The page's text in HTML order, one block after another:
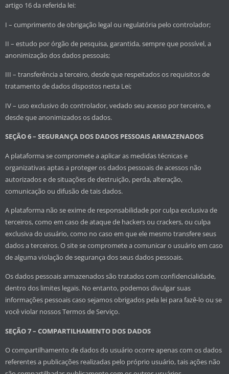
artigo 16 da referida lei:
I – cumprimento de obrigação legal ou regulatória pelo controlador;
II – estudo por órgão de pesquisa, garantida, sempre que possível, a
anonimização dos dados pessoais;
III – transferência a terceiro, desde que respeitados os requisitos de
tratamento de dados dispostos nesta Lei;
IV – uso exclusivo do controlador, vedado seu acesso por terceiro, e
desde que anonimizados os dados.
SEÇÃO 6 – SEGURANÇA DOS DADOS PESSOAIS ARMAZENADOS
A plataforma se compromete a aplicar as medidas técnicas e
organizativas aptas a proteger os dados pessoais de acessos não
autorizados e de situações de destruição, perda, alteração,
comunicação ou difusão de tais dados.
A plataforma não se exime de responsabilidade por culpa exclusiva de
terceiros, como em caso de ataque de hackers ou crackers, ou culpa
exclusiva do usuário, como no caso em que ele mesmo transfere seus
dados a terceiros. O site se compromete a comunicar o usuário em caso
de alguma violação de segurança dos seus dados pessoais.
Os dados pessoais armazenados são tratados com confidencialidade,
dentro dos limites legais. No entanto, podemos divulgar suas
informações pessoais caso sejamos obrigados pela lei para fazê-lo ou se
você violar nossos Termos de Serviço.
SEÇÃO 7 – COMPARTILHAMENTO DOS DADOS
O compartilhamento de dados do usuário ocorre apenas com os dados
referentes a publicações realizadas pelo próprio usuário, tais ações não